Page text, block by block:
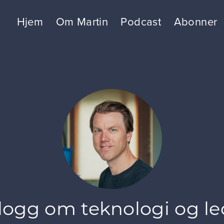
Hjem Om Martin Podcast Abonner
om teknologi og